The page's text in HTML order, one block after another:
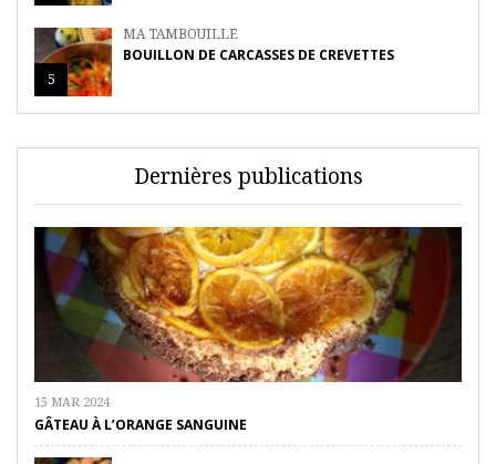
5
MA TAMBOUILLE
BOUILLON DE CARCASSES DE CREVETTES
Dernières publications
15 MAR 2024
GÂTEAU À L’ORANGE SANGUINE